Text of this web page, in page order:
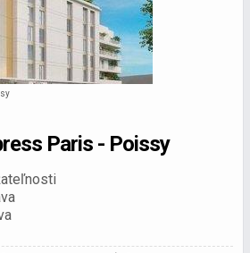
Paris - Poissy